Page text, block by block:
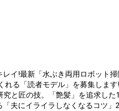
イ!最新「水ぶき両用ロボット
れる「読者モデル」を募集しま
と匠の技。「艶髪」を追求した
夫にイライラしなくなるコツ」